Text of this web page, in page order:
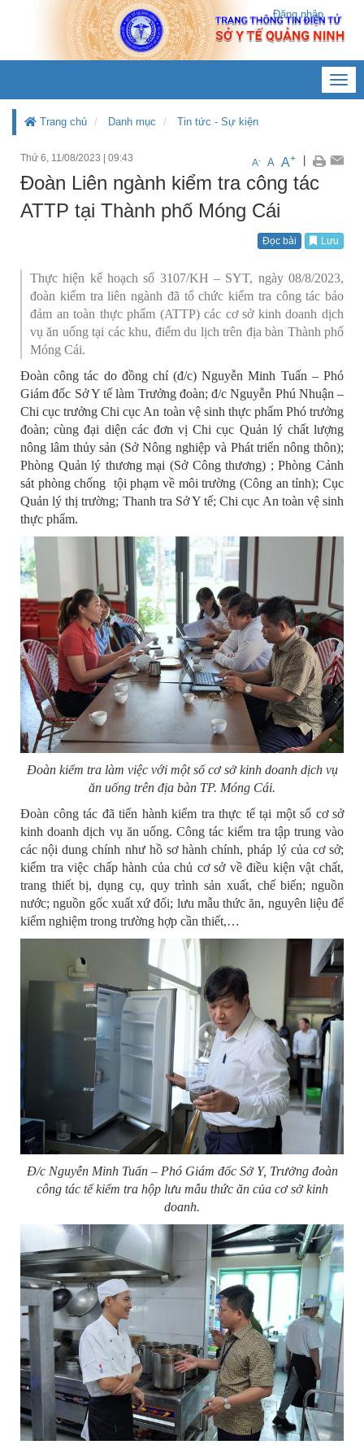
Đăng nhập
Trang chủ Danh mục Tin tức - Sự kiện
Thứ 6, 11/08/2023 09:43 A- A A+
Đoàn Liên ngành kiểm tra công tác
ATTP tại Thành phố Móng Cái
Đọc bài Lưu
Thực hiện kế hoạch số 3107/KH – SYT, ngày 08/8/2023,
đoàn kiểm tra liên ngành đã tổ chức kiểm tra công tác bảo
đảm an toàn thực phẩm (ATTP) các cơ sở kinh doanh dịch
vụ ăn uống tại các khu, điểm du lịch trên địa bàn Thành phố
Móng Cái.
Đoàn công tác do đồng chí (đ/c) Nguyễn Minh Tuấn – Phó
Giám đốc Sở Y tế làm Trưởng đoàn; đ/c Nguyễn Phú Nhuận –
Chi cục trưởng Chi cục An toàn vệ sinh thực phẩm Phó trưởng
đoàn; cùng đại diện các đơn vị Chi cục Quản lý chất lượng
nông lâm thủy sản (Sở Nông nghiệp và Phát triển nông thôn);
Phòng Quản lý thương mại (Sở Công thương) ; Phòng Cảnh
sát phòng chống tội phạm về môi trường (Công an tỉnh); Cục
Quản lý thị trường; Thanh tra Sở Y tế; Chi cục An toàn vệ sinh
thực phẩm.
Đoàn kiểm tra làm việc với một số cơ sở kinh doanh dịch vụ
ăn uống trên địa bàn TP. Móng Cái.
Đoàn công tác đã tiến hành kiểm tra thực tế tại một số cơ sở
kinh doanh dịch vụ ăn uống. Công tác kiểm tra tập trung vào
các nội dung chính như hồ sơ hành chính, pháp lý của cơ sở;
kiểm tra việc chấp hành của chủ cơ sở về điều kiện vật chất,
trang thiết bị, dụng cụ, quy trình sản xuất, chế biến; nguồn
nước; nguồn gốc xuất xứ đối; lưu mẫu thức ăn, nguyên liệu để
kiểm nghiệm trong trường hợp cần thiết,…
Đ/c Nguyễn Minh Tuấn – Phó Giám đốc Sở Y, Trưởng đoàn
công tác tế kiểm tra hộp lưu mẫu thức ăn của cơ sở kinh
doanh.